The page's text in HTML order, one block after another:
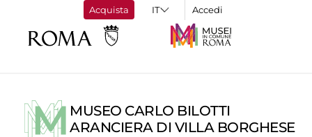
Acquista Accedi
MUSEO CARLO BILOTTI
ARANCIERA DI VILLA BORGHESE